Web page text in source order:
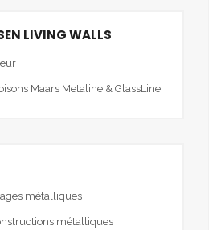
LIVING WALLS
Maars Metaline & GlassLine
métalliques
métalliques